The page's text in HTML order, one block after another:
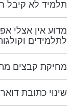
תלמיד לא קיבל
מדוע אין אצלי
לתלמידים
מחיקת קבצים
שינוי כתובת